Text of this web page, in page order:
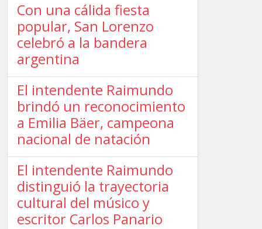
Con una cálida fiesta
popular, San Lorenzo
celebró a la bandera
argentina
El intendente Raimundo
brindó un reconocimiento
a Emilia Bäer, campeona
nacional de natación
El intendente Raimundo
distinguió la trayectoria
cultural del músico y
escritor Carlos Panario